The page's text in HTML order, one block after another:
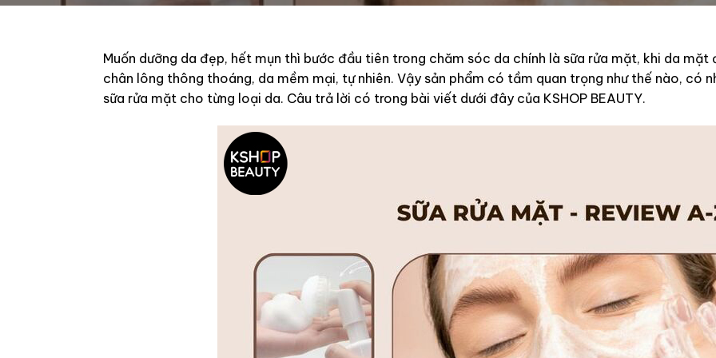
Muốn dưỡng da đẹp, hết mụn thì bước đầu tiên trong chăm sóc da chính là sữa rửa mặt, khi da
chân lông thông thoáng, da mềm mại, tự nhiên. Vậy sản phẩm có tầm quan trọng như thế nào, có
sữa rửa mặt cho từng loại da. Câu trả lời có trong bài viết dưới đây của KSHOP BEAUTY.